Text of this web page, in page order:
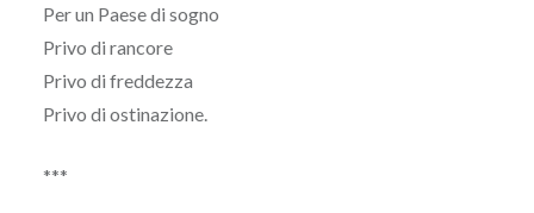
Per un Paese di sogno
Privo di rancore
Privo di freddezza
Privo di ostinazione.
***